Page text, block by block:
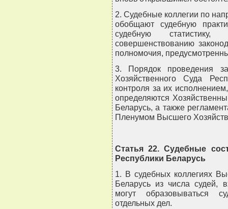
2. Судебные коллегии по
обобщают судебную
судебную
совершенствованию
полномочия,
3. Порядок проведения
Хозяйственного Суда
контроля за их
определяются
Беларусь, а также
Пленумом Высшего
Статья 22. Судебные
Республики Беларусь
1. В судебных коллегиях
Беларусь из числа судей,
могут образовываться
отдельных дел.